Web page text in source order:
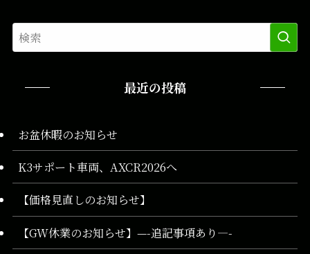
最近の投稿
お盆休暇のお知らせ
K3サポート車両、AXCR2026へ
【価格見直しのお知らせ】
【GW休業のお知らせ】—-追記事項あり—-